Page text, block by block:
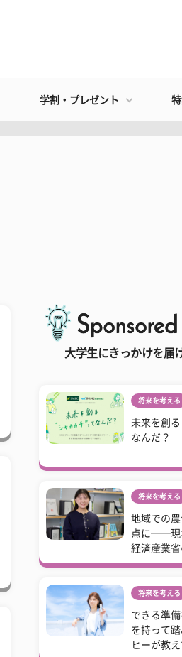
学割・プレゼント
大学生にきっかけを届
将来を考える
未来を創
なんだ？
将来を考える
地域での
点に──現
経済産業省
将来を考える
できる準
を持って
ヒーが教え